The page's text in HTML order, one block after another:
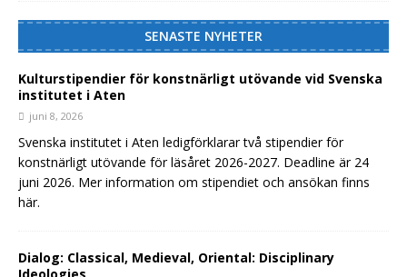
SENASTE NYHETER
Kulturstipendier för konstnärligt utövande vid Svenska
institutet i Aten
juni 8, 2026
Svenska institutet i Aten ledigförklarar två stipendier för
konstnärligt utövande för läsåret 2026-2027. Deadline är 24
juni 2026. Mer information om stipendiet och ansökan finns
här.
Dialog: Classical, Medieval, Oriental: Disciplinary